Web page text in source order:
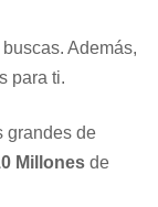
Además,
para ti.
grandes de
Millones de